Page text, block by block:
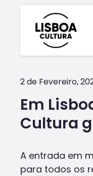
2 de Fevereiro,
Em
Cultura
A entrada em
para todos os